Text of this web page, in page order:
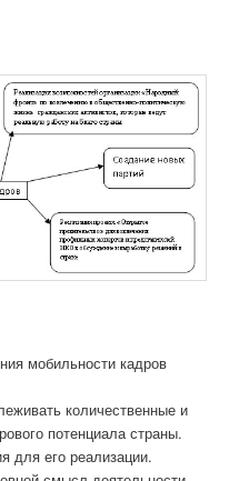
мобильности кадров
количественные и
потенциала страны.
для его реализации.